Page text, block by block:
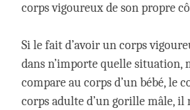
corps vigoureux de son propre
Si le fait d’avoir un corps
dans n’importe quelle situation,
compare au corps d’un bébé, le
corps adulte d’un gorille mâle, il